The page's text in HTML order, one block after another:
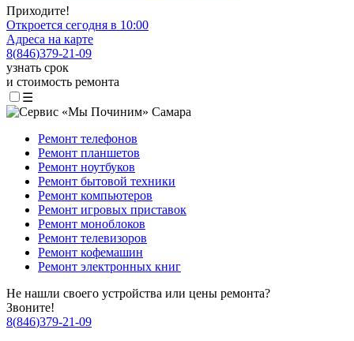
Приходите!
Откроется сегодня в 10:00
Адреса на карте
8(846)379-21-09
узнать срок
и стоимость ремонта
☰
Ремонт телефонов
Ремонт планшетов
Ремонт ноутбуков
Ремонт бытовой техники
Ремонт компьютеров
Ремонт игровых приставок
Ремонт моноблоков
Ремонт телевизоров
Ремонт кофемашин
Ремонт электронных книг
Не нашли своего устройства или цены ремонта?
Звоните!
8(846)379-21-09